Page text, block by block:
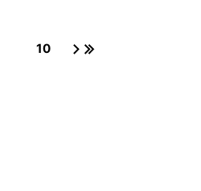
지
10
페이지